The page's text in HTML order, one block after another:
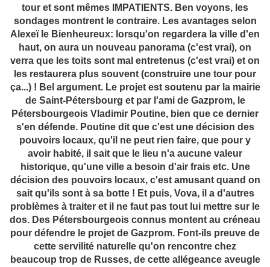
tour et sont mêmes IMPATIENTS. Ben voyons, les
sondages montrent le contraire. Les avantages selon
Alexeï le Bienheureux: lorsqu'on regardera la ville d'en
haut, on aura un nouveau panorama (c'est vrai), on
verra que les toits sont mal entretenus (c'est vrai) et on
les restaurera plus souvent (construire une tour pour
ça...) ! Bel argument. Le projet est soutenu par la mairie
de Saint-Pétersbourg et par l'ami de Gazprom, le
Pétersbourgeois Vladimir Poutine, bien que ce dernier
s'en défende. Poutine dit que c'est une décision des
pouvoirs locaux, qu'il ne peut rien faire, que pour y
avoir habité, il sait que le lieu n'a aucune valeur
historique, qu'une ville a besoin d'air frais etc. Une
décision des pouvoirs locaux, c'est amusant quand on
sait qu'ils sont à sa botte ! Et puis, Vova, il a d'autres
problèmes à traiter et il ne faut pas tout lui mettre sur le
dos. Des Pétersbourgeois connus montent au créneau
pour défendre le projet de Gazprom. Font-ils preuve de
cette servilité naturelle qu'on rencontre chez
beaucoup trop de Russes, de cette allégeance aveugle